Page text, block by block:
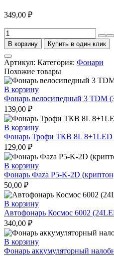
349,00 ₽
Количество
товара
Фонарь
светодиодный
NPT-
W02-
3AAA
24+3LED
пластик+резина
В корзину Купить в один клик
Артикул: Категория: Фонари
Похожие товары
В корзину
Фонарь велосипедный 3 TDM
139,00 ₽
В корзину
Фонарь Трофи ТКВ 8L 8+1LED
129,00 ₽
В корзину
Фонарь Фаzа P5-K-2D
50,00 ₽
В корзину
Автофонарь Космос 6002
340,00 ₽
В корзину
Фонарь аккумуляторный